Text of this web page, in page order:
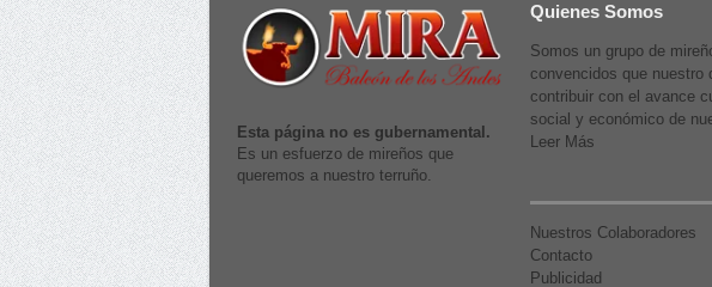
Esta página no es gubernamental.
Es un esfuerzo de mireños que
queremos a nuestro terruño.
Quienes Somos
Somos un grupo de
convencidos que nuestro
contribuir con el avance
social y económico de
Leer Más
Nuestros Colaboradores
Contacto
Publicidad